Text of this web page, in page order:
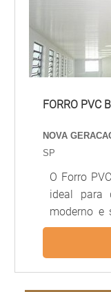
FORRO PVC
NOVA
SP
O Forro
ideal para
moderno e
brilho
ideais